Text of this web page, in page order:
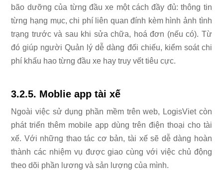
bão dưỡng của từng đầu xe một cách đầy đủ: thông tin
từng hạng mục, chi phí liên quan đính kèm hình ảnh tình
trạng trước và sau khi sửa chữa, hoá đơn (nếu có). Từ
đó giúp người Quản lý dễ dàng đối chiếu, kiểm soát chi
phí khấu hao từng đầu xe hay truy vết tiêu cực.
3.2.5. Moblie app tài xế
Ngoài việc sử dụng phần mềm trên web, LogisViet còn
phát triển thêm mobile app dùng trên điện thoại cho tài
xế. Với những thao tác cơ bản, tài xế sẽ dễ dàng hoàn
thành các nhiệm vụ được giao cùng với việc chủ động
theo dõi phần lương và sản lượng của mình.